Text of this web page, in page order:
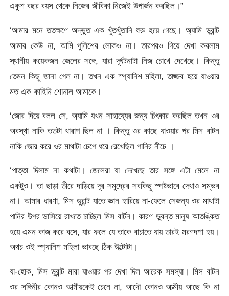
একুশ বছর বয়স থেকে নিজের জীবিকা নিজেই উপার্জন করছিল।”
‘আমার মনে ততক্ষণে অদ্ভুত এক খুঁতখুঁতানি শুরু হয়ে গেছে। অ্যামি ডুরান্ট
আমার কেউ না, আমি পুলিশের লোকও না। তারপরও গিয়ে দেখা করলাম
স্থানীয় কয়েকজন জেলের সঙ্গে, যারা দূর্ঘটনাটা নিজ চোখে দেখেছে। কিন্তু
তেমন কিছু জানা গেল না। তখন এক স্প্যানিশ মহিলা, তাজ্জব হয়ে যাওয়ার
মত এক কাহিনি শোনাল আমাকে।
‘জোর দিয়ে বলল সে, অ্যামি যখন সাহায্যের জন্য চিৎকার করছিল তখন ওর
অবস্থা নাকি ততটা খারাপ ছিল না । কিন্তু ওর কাছে যাওয়ার পর মিস বাটন
নাকি জোর করে ওর মাথাটা চেপে ধরে রেখেছিল পানির নীচে ।
‘পাত্তা দিলাম না কথাটা। জেলেরা যা দেখেছে তার সঙ্গে এটা মেলে না
একটুও। তা ছাড়া তীরে দাড়িয়ে দূর সমুদ্রের সবকিছু স্পষ্টভাবে দেখাও সম্ভব
না। আমার ধারণা, মিস ডুরান্ট যাতে জ্ঞান হারিয়ে না-ফেলে সেজন্য ওর মাথাটা
পানির উপর ভাসিয়ে রাখতে চাচ্ছিল মিস বার্টন। কারণ ডুবন্ত মানুষ আতঙ্কিত
হয়ে এমন কাজ করে বসে, যার ফলে যে তাকে বাচাতে যায় তারই মরণদশা হয়।
অথচ ওই স্প্যানিশ মহিলা ভাবছে ঠিক উল্টোটা।
যা-হোক, মিস ডুরান্ট মারা যাওয়ার পর দেখা দিল আরেক সমস্যা। মিস বাটন
ওর সঙ্গিনীর কোনও আত্মীয়কেই চেনে না, আদৌ কোনও আত্মীয় আছে কি না